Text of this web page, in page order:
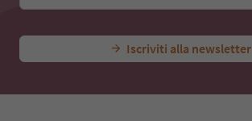
Iscriviti alla newsletter